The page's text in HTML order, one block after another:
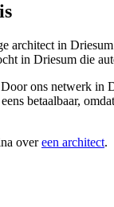
in
in Driesum die
ons netwerk
betaalbaar,
overeen architect.